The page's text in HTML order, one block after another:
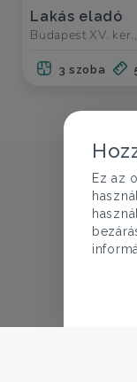
Lakás eladó
Budapest XV.
3 szoba
Ez az